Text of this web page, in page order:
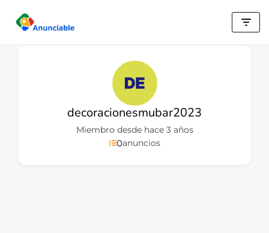
Saltar
decoracionesmubar2023
Miembro desde hace 3 años
0anuncios